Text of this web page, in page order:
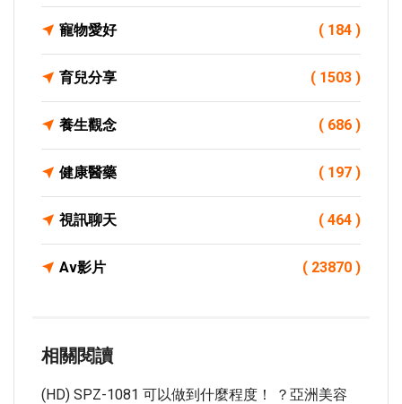
寵物愛好 ( 184 )
育兒分享 ( 1503 )
養生觀念 ( 686 )
健康醫藥 ( 197 )
視訊聊天 ( 464 )
Av影片 ( 23870 )
相關閱讀
(HD) SPZ-1081 可以做到什麼程度！ ？亞洲美容